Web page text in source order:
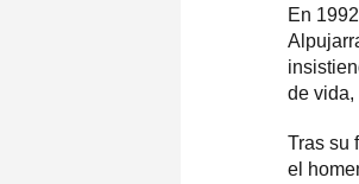
En
de vida,
Tras su
el